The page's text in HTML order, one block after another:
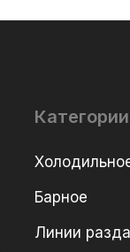
Категории
Барное
Линии